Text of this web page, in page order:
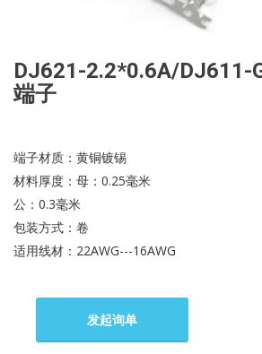
DJ621-2.2*0.6A/DJ611-
端子
端子材质：黄铜镀锡
材料厚度：母：0.25毫米
公：0.3毫米
包装方式：卷
适用线材：22AWG---16AWG
发起询单